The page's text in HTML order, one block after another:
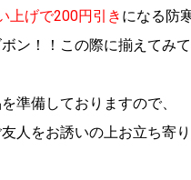
上げで200円引き になる防
ン！！この際に揃えてみ
準備しておりますので、
人をお誘いの上お立ち寄